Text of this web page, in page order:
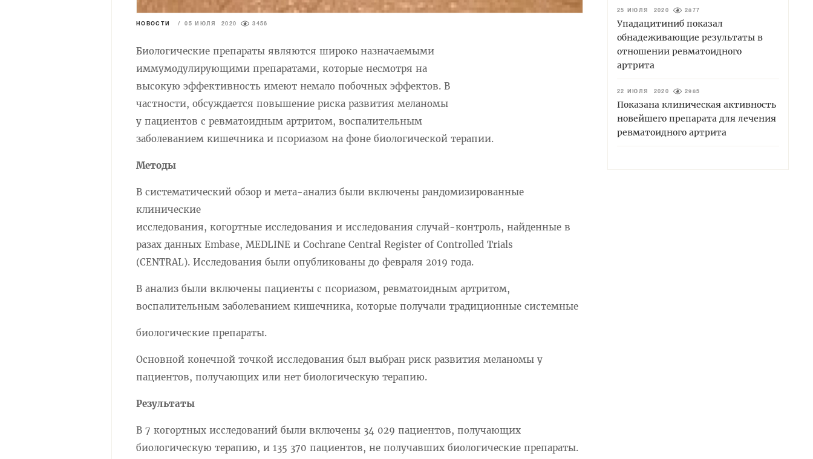
НОВОСТИ / 05 ИЮЛЯ 2020 3456
Биологические препараты являются широко назначаемыми
иммумодулирующими препаратами, которые несмотря на
высокую эффективность имеют немало побочных эффектов. В
частности, обсуждается повышение риска развития меланомы
у пациентов с ревматоидным артритом, воспалительным
заболеванием кишечника и псориазом на фоне биологической терапии.
Методы
В систематический обзор и мета-анализ были включены рандомизированные
клинические
исследования, когортные исследования и исследования случай-контроль, найденные в
разах данных Embase, MEDLINE и Cochrane Central Register of Controlled Trials
(CENTRAL). Исследования были опубликованы до февраля 2019 года.
В анализ были включены пациенты с псориазом, ревматоидным артритом,
воспалительным заболеванием кишечника, которые получали традиционные системные
биологические препараты.
Основной конечной точкой исследования был выбран риск развития меланомы у
пациентов, получающих или нет биологическую терапию.
Результаты
В 7 когортных исследований были включены 34 029 пациентов, получающих
биологическую терапию, и 135 370 пациентов, не получавших биологические препараты.
25 ИЮЛЯ 2020 2877
Упадацитиниб показал
обнадеживающие результаты в
отношении ревматоидного
артрита
22 ИЮЛЯ 2020 2985
Показана клиническая активность
новейшего препарата для лечения
ревматоидного артрита